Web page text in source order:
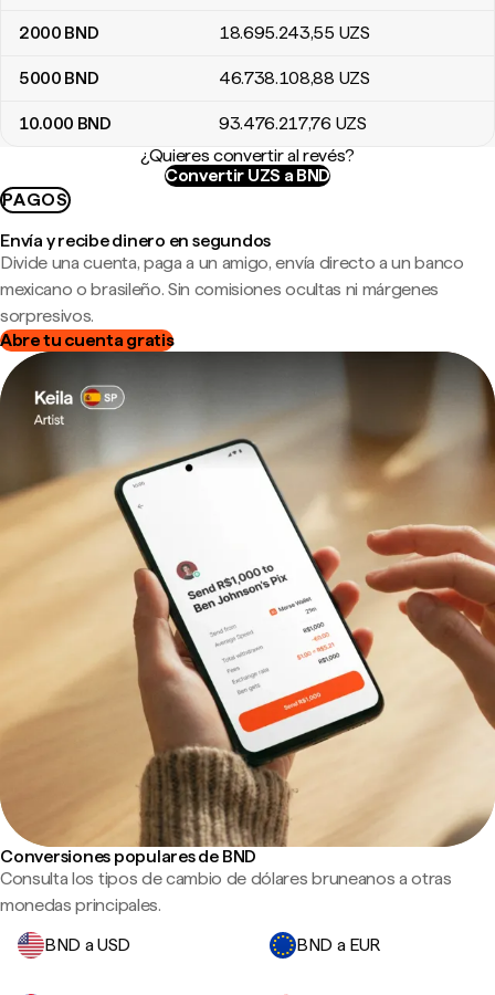
2000 BND 18.695.243,55 UZS
5000 BND 46.738.108,88 UZS
10.000 BND 93.476.217,76 UZS
¿Quieres convertir al revés?
Convertir UZS a BND
PAGOS
Envía y recibe dinero en segundos
Divide una cuenta, paga a un amigo, envía directo a un banco
mexicano o brasileño. Sin comisiones ocultas ni márgenes
sorpresivos.
Abre tu cuenta gratis
Conversiones populares de BND
Consulta los tipos de cambio de dólares bruneanos a otras
monedas principales.
BND a USD
BND a EUR